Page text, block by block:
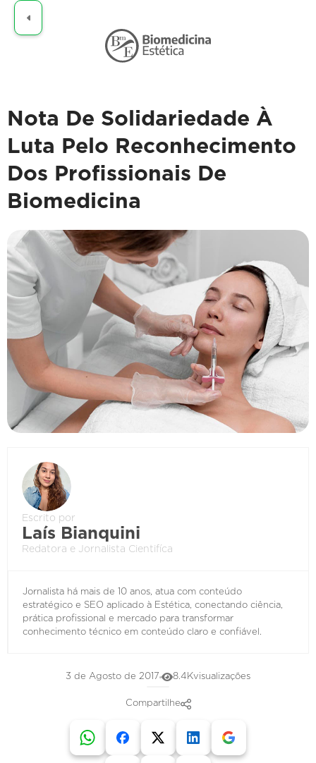
Nota De Solidariedade À
Luta Pelo Reconhecimento
Dos Profissionais De
Biomedicina
Escrito por
Laís Bianquini
Redatora e Jornalista Cientifíca
Jornalista há mais de 10 anos, atua com conteúdo
estratégico e SEO aplicado à Estética, conectando ciência,
prática profissional e mercado para transformar
conhecimento técnico em conteúdo claro e confiável.
3 de Agosto de 2017 8.4Kvisualizações
Compartilhe